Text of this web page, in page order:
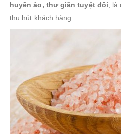
huyền ảo, thư giãn tuyệt đối, là
thu hút khách hàng.